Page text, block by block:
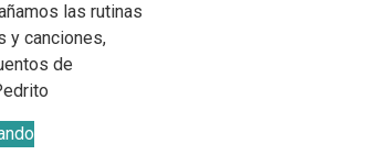
las rutinas
y canciones,
de